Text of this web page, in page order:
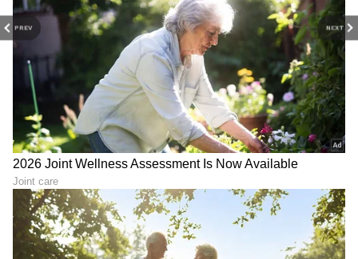
PREV NEXT
RECOMMENDED STORIES
'ಸರಿಯಾದ ಸಂಗಾತಿ ಆರಿಸಿಕೊಳ್ಳಿ':
ನಟಿ ಅದಿತಿ ಕೊಟ್ಟ ಆ ಮಾತು ನನ್ನ
Rakul Preet Singh:
ಬಾಲಿವುಡ್‌ನಲ್ಲಿ ಅಸೂಯೆ,